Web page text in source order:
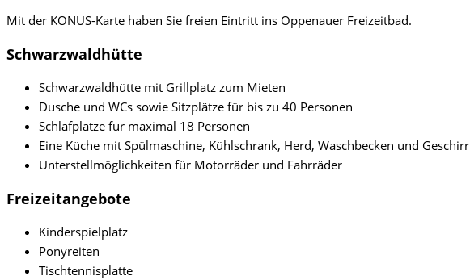
Mit der KONUS-Karte haben Sie freien Eintritt ins Oppenauer Freizeitbad.
Schwarzwaldhütte
Schwarzwaldhütte mit Grillplatz zum Mieten
Dusche und WCs sowie Sitzplätze für bis zu 40 Personen
Schlafplätze für maximal 18 Personen
Eine Küche mit Spülmaschine, Kühlschrank, Herd, Waschbecken und Geschirr
Unterstellmöglichkeiten für Motorräder und Fahrräder
Freizeitangebote
Kinderspielplatz
Ponyreiten
Tischtennisplatte